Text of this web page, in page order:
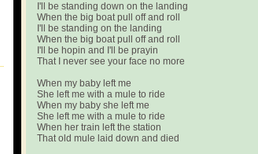
I'll be standing down on the landing
When the big boat pull off and roll
I'll be standing on the landing
When the big boat pull off and roll
I'll be hopin and I'll be prayin
That I never see your face no more
When my baby left me
She left me with a mule to ride
When my baby she left me
She left me with a mule to ride
When her train left the station
That old mule laid down and died